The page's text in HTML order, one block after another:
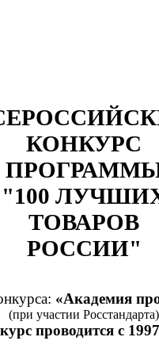
КОНКУРС
"100
ТОВАРОВ
РОССИИ"
«Академия
(при участии Росстандарта)
проводится с